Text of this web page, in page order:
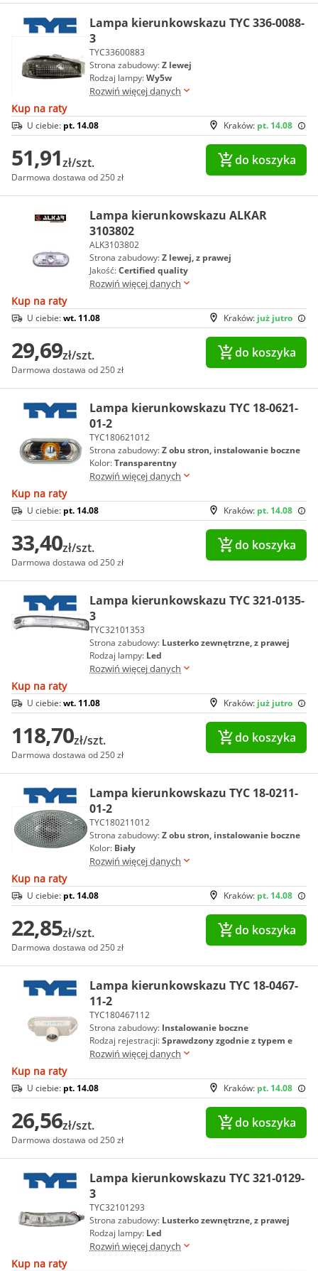
Lampa kierunkowskazu TYC 336-0088-
3
TYC33600883
Strona zabudowy:Z lewej
Rodzaj lampy:Wy5w
Rozwiń więcej danych
Kup na raty
Kraków: pt. 14.08
U ciebie: pt. 14.08
51,91zł/szt.
Darmowa dostawa od 250 zł
do koszyka
Lampa kierunkowskazu ALKAR
3103802
ALK3103802
Strona zabudowy:Z lewej, z prawej
Jakość:Certified quality
Rozwiń więcej danych
Kup na raty
Kraków: już jutro
U ciebie:wt. 11.08
29,69zł/szt.
Darmowa dostawa od 250 zł
do koszyka
Lampa kierunkowskazu TYC 18-0621-
01-2
TYC180621012
Strona zabudowy:Z obu stron, instalowanie boczne
Kolor:Transparentny
Rozwiń więcej danych
Kup na raty
Kraków: pt. 14.08
U ciebie: pt. 14.08
33,40zł/szt.
Darmowa dostawa od 250 zł
do koszyka
Lampa kierunkowskazu TYC 321-0135-
3
TYC32101353
Strona zabudowy: Lusterko zewnętrzne, z prawej
Rodzaj lampy: Led
Rozwiń więcej danych
Kup na raty
Kraków: już jutro
U ciebie:wt. 11.08
118,70zł/szt.
Darmowa dostawa od 250 zł
do koszyka
Lampa kierunkowskazu TYC 18-0211-
01-2
TYC180211012
Strona zabudowy:Z obu stron, instalowanie boczne
Kolor: Biały
Rozwiń więcej danych
Kup na raty
Kraków: pt. 14.08
U ciebie: pt. 14.08
22,85zł/szt.
Darmowa dostawa od 250 zł
do koszyka
Lampa kierunkowskazu TYC 18-0467-
11-2
TYC180467112
Strona zabudowy: Instalowanie boczne
Rodzaj rejestracji:Sprawdzony zgodnie z typem e
Rozwiń więcej danych
Kup na raty
Kraków: pt. 14.08
U ciebie: pt. 14.08
26,56zł/szt.
Darmowa dostawa od 250 zł
do koszyka
Lampa kierunkowskazu TYC 321-0129-
3
TYC32101293
Strona zabudowy: Lusterko zewnętrzne, z prawej
Rodzaj lampy: Led
Rozwiń więcej danych
Kup na raty